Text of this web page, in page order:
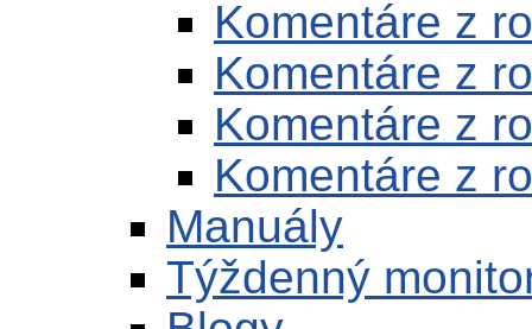
Komentáre z
Komentáre z
Komentáre z
Komentáre z
Manuály
Týždenný